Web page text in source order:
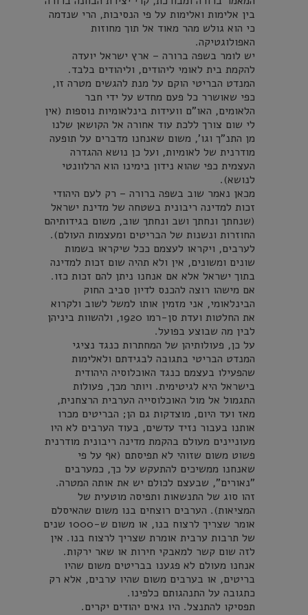
בין אלימות ואלימות על פי הנסיבות, הרי שנדמה
כי הוא גולש מהר מאוד אל תוך מחוזות
האפולוגטיקה.
יש לומר בשפה ברורה – ארץ ישראל יועדה
להקמת בית לאומי ליהודים, וליהודים בלבד.
המנדט הבריטי הוקם על מנת להגשים מטרה זו,
כפי שאושרר כל פעם מחדש על ידי חבר
הלאומים, האו"ם וועידות בינלאומיות נוספות (אין
לי שום צורך ללכת עוד אחורה אל הקושאן שלנו
מן התנ"ך וגו', משום שאנחנו מדברים על תופעה
מודרנית של לאומיות, ועל כן נושא ההגדרה
העצמית כפי שהוא נידון בימינו הוא הרלוונטי
לנושא).
מכאן נאמר שוב בשפה ברורה – רק לעם היהודי
זכות למדינה ריבונית בשטחה של מדינת ישראל
(שנחתך ונחתך ושב ונחתך שוב, משום בגידותיהם
החוזרות ונשנות של הבריטים ומעצמות העולם).
לערבים, ויקראו לעצמם ככל שיקראו בשמות
שונים ומשונים, אין ולא תהיה שום זכות למדינה
בתוך ישראל אלא אם אנחנו ניתן להם זכות כזו.
אם מישהו רוצה להכנס לדיון סביב החוק
הבינלאומי, אני מזמין אותו למשל לשוב ולקרוא
את החלטות ועדת סן-רמו 1920, ולהשוות ביניהן
לבין מה שבוצע בפועל.
על כן, פעולותיהן של המחתרות כנגד נציגי
המנדט הבריטי בתגובה לבגידתם ולאלימות
שהפעילו בעצמם כנגד האוכלוסיה היהודית
בישראל היא לגיטימית. ויותר מכך, פעולות
התגמול אל מול האוכלוסייה הערבית הרצחנית,
מאז ועד היום, מוצדקות גם הן; הבריטים מכרו
אותנו בעבור נזיד עדשים, בעוד הערבים לא היו
מעוניינים מעולם בהקמת מדינה ריבונית מודרנית
פשוט משום שזוהי לא תפיסתם (אף על פי
שאנחנו ממשיכים להתעקש על כך, כמערבים
"נאורים", שבעצם לכולם יש את אותה המטרה.
זהו סוג של התנשאות ותפיסה מוטעית של
המציאות). הערבים רוצחים בנו משום שהאיסלם
אומר שצריך לרצוח בנו, או משום ש-1000 שנים
של תרבות ערבית אומרת שצריך לרצוח בנו. אין
לזה שום קשר למאבקי חירות או שאר ירקות.
אנחנו מעולם לא פגענו בבריטים משום שהיו
בריטים, או בערבים משום שהיו ערבים, אלא רק
כתגובה על התנהגותם כלפינו.
תפסיקו להתנצל. היו גאים יהודים יקרים.